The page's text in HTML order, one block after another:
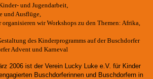
und Jugendarbeit,
und Ausflüge,
organisieren wir Workshops zu den Themen: Afrika,
des Kinderprogramms auf der Buschdorfer
Advent und Karneval
2006 ist der Verein Lucky Luke e.V. für Kinder
Buschdorferinnen und Buschdorfern in